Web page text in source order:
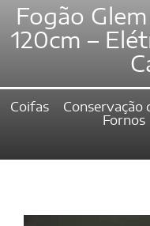
Fogão
120cm –
Coifas Conservação
Fornos